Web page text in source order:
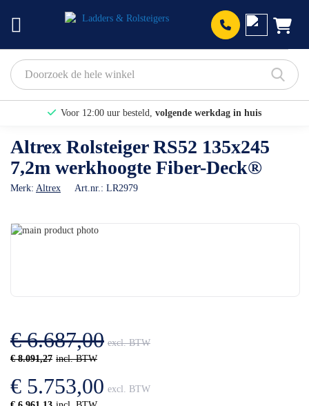
Voor 12:00 uur besteld, volgende werkdag in huis
Bekijk hier onze Actiepagina
Binnen 1 dag eengratis offerte
Altrex Rolsteiger RS52 135x245
7,2m werkhoogte Fiber-Deck®
Merk: Altrex Art.nr.: LR2979
Ga
gallerij
€ 8.091,27
€ 6.687,00
€ 5.753,00